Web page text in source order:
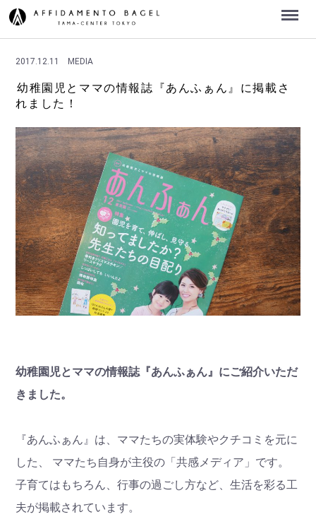
Menu
2017.12.11 MEDIA
幼稚園児とママの情報誌『あんふぁん』に掲載さ
れました！
幼稚園児とママの情報誌『あんふぁん』にご紹介いただ
きました。
『あんふぁん』は、ママたちの実体験やクチコミを元に
した、 ママたち自身が主役の「共感メディア」です。
子育てはもちろん、行事の過ごし方など、生活を彩る工
夫が掲載されています。